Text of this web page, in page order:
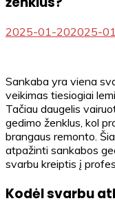
2025-01-202025-
Sankaba yra viena
veikimas tiesiogiai
Tačiau daugelis
gedimo ženklus, kol
brangaus remonto.
atpažinti sankabos
svarbu kreiptis į
Kodėl svarbu